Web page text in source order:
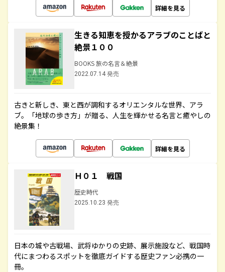
詳細を見る
生きる知恵を授かるアラブのことばと
絶景１００
BOOKS 旅の名言＆絶景
2022.07.14 発売
古きと新しき、東と西が調和するオリエンタルな世界、アラ
ブ。「地球の歩き方」が贈る、人生を輝かせる名言と癒やしの
絶景集！
詳細を見る
Ｈ０１ 戦国
歴史時代
2025.10.23 発売
日本の城や古戦場、武将ゆかりの史跡、展示施設など、戦国時
代にまつわるスポットを徹底ガイドする歴史ファン必携の一
冊。